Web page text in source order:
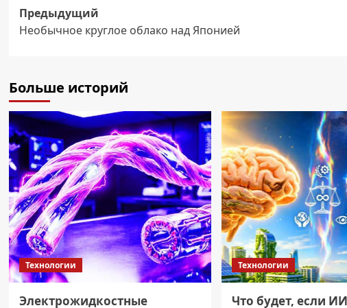
Навигация
записи
Предыдущий
Необычное круглое облако над Японией
Больше историй
Технологии
Электрожидкостные
Технологии
Что будет, если ИИ